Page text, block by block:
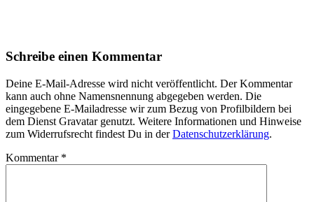
Schreibe einen Kommentar
Deine E-Mail-Adresse wird nicht veröffentlicht. Der Kommentar
kann auch ohne Namensnennung abgegeben werden. Die
eingegebene E-Mailadresse wir zum Bezug von Profilbildern bei
dem Dienst Gravatar genutzt. Weitere Informationen und Hinweise
zum Widerrufsrecht findest Du in derDatenschutzerklärung.
Kommentar *